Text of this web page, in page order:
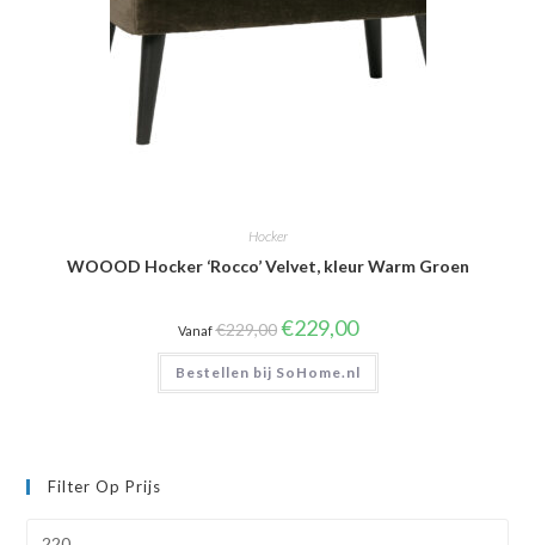
Hocker
WOOOD Hocker ‘Rocco’ Velvet, kleur Warm Groen
Vanaf €229,00 Oorspronkelijke
prijs
was:
€229,00.
€229,00Huidige
prijs
is:
€229,00.
Bestellen bij SoHome.nl
Filter Op Prijs